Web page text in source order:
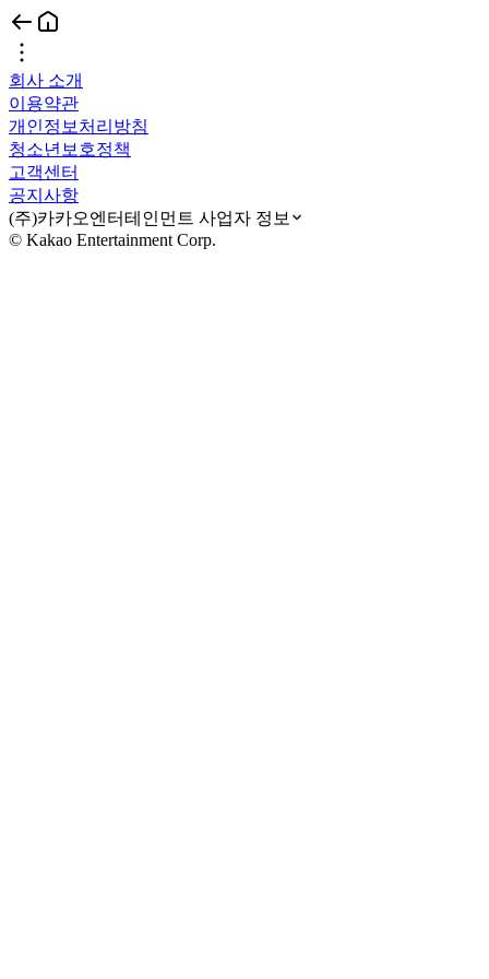
회사 소개
이용약관
개인정보처리방침
청소년보호정책
고객센터
공지사항
(주)카카오엔터테인먼트 사업자 정보
© Kakao Entertainment Corp.